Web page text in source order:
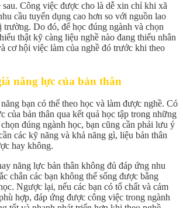
sau. Công việc được cho là dễ xin chỉ khi xã
cầu tuyển dụng cao hơn so với nguồn lao
trường. Do đó, để học đúng ngành và chọn
thật kỹ càng liệu nghề nào đang thiếu nhân
cơ hội việc làm của nghề đó trước khi theo
năng lực của bản thân
bạn có thể theo học và làm được nghề. Có
của bản thân qua kết quả học tập trong những
đúng ngành học, bạn cũng cần phải lưu ý
các kỹ năng và khả năng gì, liệu bản thân
hay không.
năng lực bản thân không đủ đáp ứng nhu
chắn các bạn không thể sống được bằng
Ngược lại, nếu các bạn có tố chất và cảm
hợp, đáp ứng được công việc trong ngành